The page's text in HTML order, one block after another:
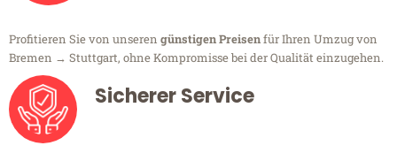
Profitieren Sie von unseren günstigen Preisenfür Ihren Umzug von
Bremen → Stuttgart, ohne Kompromisse bei der Qualität einzugehen.
Sicherer Service